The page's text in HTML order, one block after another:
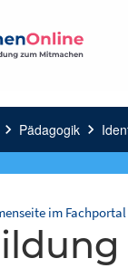
chevron_right Pädagogik chevron_right
im